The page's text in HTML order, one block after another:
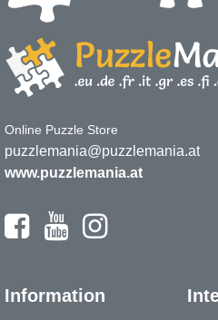
Online Puzzle Store
puzzlemania@puzzlemania.at
www.puzzlemania.at
Information